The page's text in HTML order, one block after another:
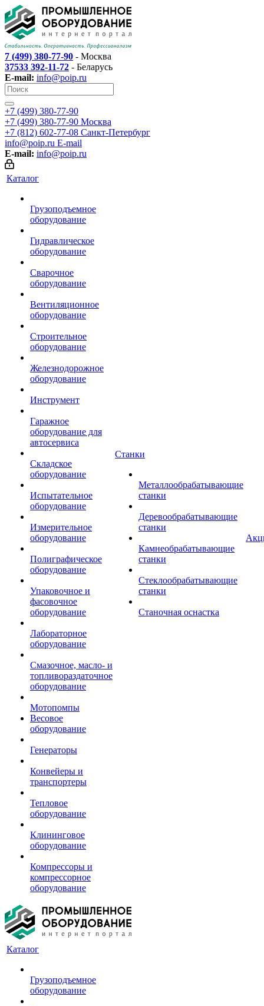
7 (499) 380-77-90 - Москва
37533 392-11-72 - Беларусь
E-mail: info@poip.ru
+7 (499) 380-77-90
+7 (499) 380-77-90 Москва
+7 (812) 602-77-08 Санкт-Петербург
info@poip.ru E-mail
E-mail: info@poip.ru
Каталог
Грузоподъемное
оборудование
Гидравлическое
оборудование
Сварочное
оборудование
Вентиляционное
оборудование
Строительное
оборудование
Железнодорожное
оборудование
Инструмент
Гаражное
оборудование для
автосервиса
Складское
оборудование
Испытательное
оборудование
Измерительное
оборудование
Полиграфическое
оборудование
Упаковочное и
фасовочное
оборудование
Лабораторное
оборудование
Смазочное, масло- и
топливораздаточное
оборудование
Мотопомпы
Весовое
оборудование
Генераторы
Конвейеры и
транспортеры
Тепловое
оборудование
Клининговое
оборудование
Компрессоры и
компрессорное
оборудование
Станки
Металлообрабатывающие
станки
Деревообрабатывающие
станки
Камнеобрабатывающие
станки
Стеклообрабатывающие
станки
Станочная оснастка
Каталог
Грузоподъемное
оборудование